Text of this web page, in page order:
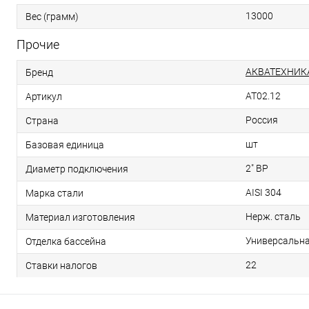
Вес (грамм) 13000
Прочие
Бренд
Артикул AT02.12
Страна Россия
Базовая единица шт
Диаметр подключения 2" ВР
Марка стали AISI 304
Материал изготовления Нерж. сталь
Отделка бассейна
Ставки налогов 22